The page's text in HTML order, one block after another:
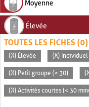
Moyenne
Élevée
TOUTES LES FICHES (0)
(X) Élevée (X) Individuel
(X) Petit groupe (< 30)
(X) Activités courtes (< 30